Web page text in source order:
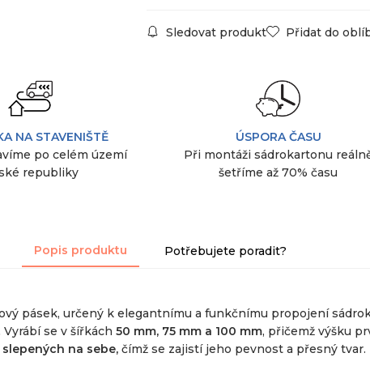
Sledovat produkt Přidat do
NA STAVENIŠTĚ
po celém území
republiky
ÚSPORA ČASU
Při montáži sádrokartonu
šetříme až 70% času
Popis produktu Potřebujete poradit?
pásek, určený k elegantnímu a funkčnímu propojení
se v šířkách 50 mm, 75 mm a 100 mm, přičemž výšku
na sebe,čímž se zajistí jeho pevnost a přesný tvar.